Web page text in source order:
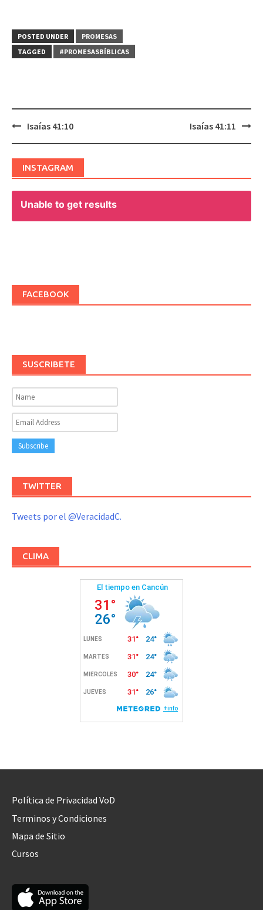
POSTED UNDER
PROMESAS
TAGGED
#PROMESASBÍBLICAS
Isaías 41:10 Isaías 41:11
INSTAGRAM
Unable to get results
FACEBOOK
SUSCRIBETE
TWITTER
Tweets por el @VeracidadC.
CLIMA
Política de Privacidad VoD
Terminos y Condiciones
Mapa de Sitio
Cursos